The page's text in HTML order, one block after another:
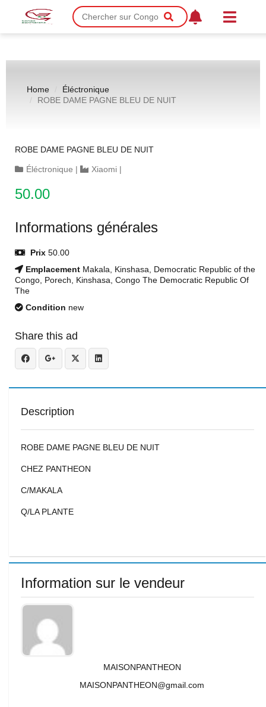
Home
Éléctronique
ROBE DAME PAGNE BLEU DE NUIT
ROBE DAME PAGNE BLEU DE NUIT
Éléctronique | Xiaomi |
50.00
Informations générales
Prix 50.00
Emplacement Makala, Kinshasa, Democratic Republic of the
Congo, Porech, Kinshasa, Congo The Democratic Republic Of
The
Condition new
Share this ad
Description
ROBE DAME PAGNE BLEU DE NUIT
CHEZ PANTHEON
C/MAKALA
Q/LA PLANTE
Information sur le vendeur
MAISONPANTHEON
MAISONPANTHEON@gmail.com